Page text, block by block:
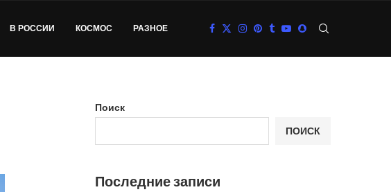
В РОССИИ КОСМОС РАЗНОЕ
Поиск
ПОИСК
Последние записи